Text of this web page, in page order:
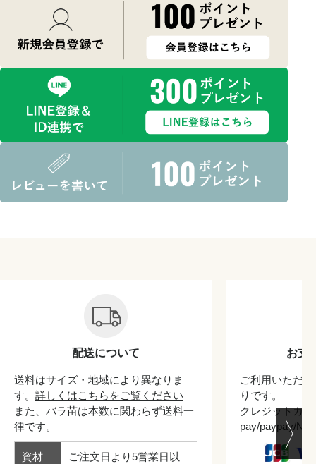
配送について
送料はサイズ・地域により異なりま
す。 詳しくはこちらをご覧ください
また、バラ苗は本数に関わらず送料一
律です。
資材
ご注文日より5営業日以
お支
ご利用いただ
りです。
クレジットカ
pay/paypay/